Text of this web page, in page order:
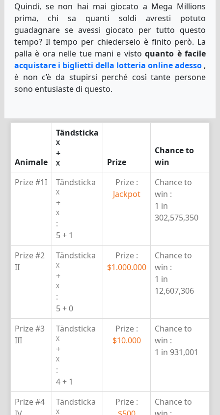
Quindi, se non hai mai giocato a Mega Millions
prima, chi sa quanti soldi avresti potuto
guadagnare se avessi giocato per tutto questo
tempo? Il tempo per chiederselo è finito però. La
palla è ora nelle tue mani e vistoquanto è facile
acquistare i biglietti della lotteria online adesso ,
è non c’è da stupirsi perché così tante persone
sono entusiaste di questo.
Animale
Tändsticka
X
+
X Prize
Chance to
win
Prize #1I Tändsticka
X
+
X
:
5 + 1
Prize :
Jackpot
Chance to
win :
1 in
302,575,350
Prize #2
II
Tändsticka
X
+
X
:
5 + 0
Prize :
$1.000.000
Chance to
win :
1 in
12,607,306
Prize #3
III
Tändsticka
X
+
X
:
4 + 1
Prize :
$10.000
Chance to
win :
1 in 931,001
Prize #4
Tändsticka
X
Prize :
Chance to